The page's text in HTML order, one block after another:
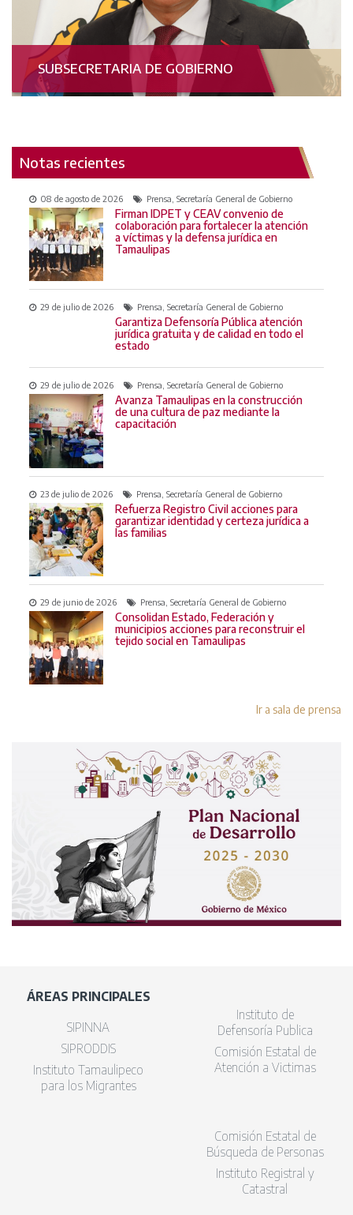
SUBSECRETARIA DE GOBIERNO
Notas recientes
08 de agosto de 2026 Prensa, Secretaría General de Gobierno
Firman IDPET y CEAV convenio de
colaboración para fortalecer la atención
a víctimas y la defensa jurídica en
Tamaulipas
29 de julio de 2026 Prensa, Secretaría General de Gobierno
Garantiza Defensoría Pública atención
jurídica gratuita y de calidad en todo el
estado
29 de julio de 2026 Prensa, Secretaría General de Gobierno
Avanza Tamaulipas en la construcción
de una cultura de paz mediante la
capacitación
23 de julio de 2026 Prensa, Secretaría General de Gobierno
Refuerza Registro Civil acciones para
garantizar identidad y certeza jurídica a
las familias
29 de junio de 2026 Prensa, Secretaría General de Gobierno
Consolidan Estado, Federación y
municipios acciones para reconstruir el
tejido social en Tamaulipas
Ir a sala de prensa
ÁREAS PRINCIPALES
SIPINNA
SIPRODDIS
Instituto Tamaulipeco
para los Migrantes
Instituto de
Defensoría Publica
Comisión Estatal de
Atención a Victimas
Comisión Estatal de
Búsqueda de Personas
Instituto Registral y
Catastral